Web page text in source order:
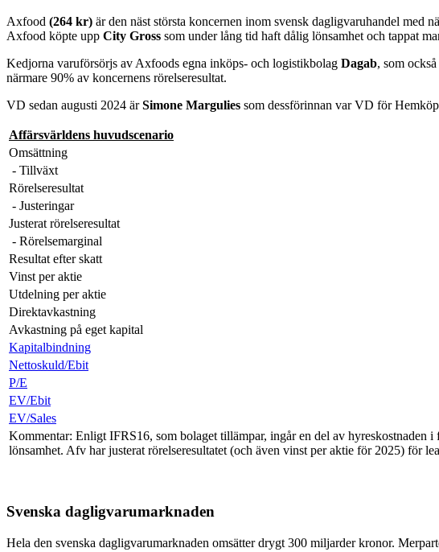
Axfood (264 kr) är den näst största koncernen inom svensk dagligvaruhandel med
Axfood köpte upp City Gross som under lång tid haft dålig lönsamhet och tappat
Kedjorna varuförsörjs av Axfoods egna inköps- och logistikbolag Dagab, som
närmare 90% av koncernens rörelseresultat.
VD sedan augusti 2024 ärSimone Margulies som dessförinnan var VD för
Affärsvärldens huvudscenario
Omsättning
- Tillväxt
Rörelseresultat
- Justeringar
Justerat rörelseresultat
- Rörelsemarginal
Resultat efter skatt
Vinst per aktie
Utdelning per aktie
Direktavkastning
Avkastning på eget kapital
Kapitalbindning
Nettoskuld/Ebit
P/E
EV/Ebit
EV/Sales
Kommentar: Enligt IFRS16, som bolaget tillämpar, ingår en del av hyreskostnaden
lönsamhet. Afv har justerat rörelseresultatet (och även vinst per aktie för 2025) för
Svenska dagligvarumarknaden
Hela den svenska dagligvarumarknaden omsätter drygt 300 miljarder kronor.